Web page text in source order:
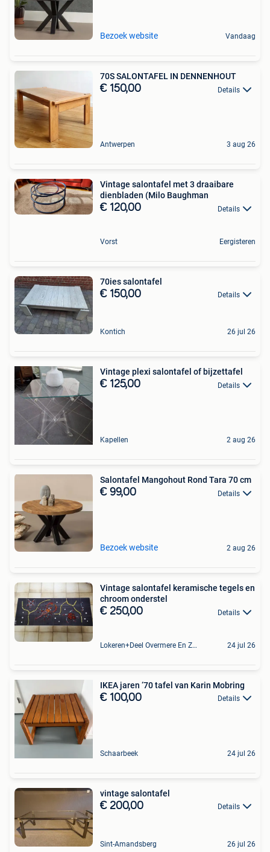
Bezoek website Vandaag
70S SALONTAFEL IN DENNENHOUT
€ 150,00 Details
Antwerpen 3 aug 26
Vintage salontafel met 3 draaibare
dienbladen (Milo Baughman
€ 120,00 Details
Vorst Eergisteren
70ies salontafel
€ 150,00 Details
Kontich 26 jul 26
Vintage plexi salontafel of bijzettafel
€ 125,00 Details
Kapellen 2 aug 26
Salontafel Mangohout Rond Tara 70 cm
€ 99,00 Details
Bezoek website 2 aug 26
Vintage salontafel keramische tegels en
chroom onderstel
€ 250,00 Details
Lokeren+Deel Overmere En Zele 24 jul 26
IKEA jaren ‘70 tafel van Karin Mobring
€ 100,00 Details
Schaarbeek 24 jul 26
vintage salontafel
€ 200,00 Details
Sint-Amandsberg 26 jul 26